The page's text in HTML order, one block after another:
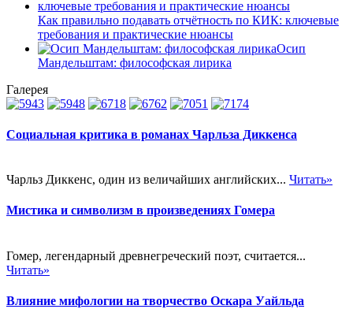
Как правильно подавать отчётность по КИК: ключевые
требования и практические нюансы
Осип
Мандельштам: философская лирика
Галерея
Социальная критика в романах Чарльза Диккенса
Чарльз Диккенс, один из величайших английских... Читать»
Мистика и символизм в произведениях Гомера
Гомер, легендарный древнегреческий поэт, считается...
Читать»
Влияние мифологии на творчество Оскара Уайльда